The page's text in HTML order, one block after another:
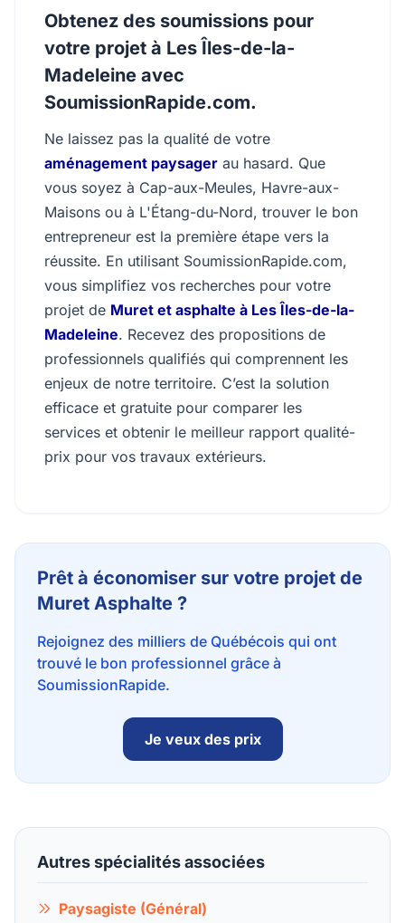
Obtenez des soumissions pour
votre projet à Les Îles-de-la-
Madeleine avec
SoumissionRapide.com.
Ne laissez pas la qualité de votre
aménagement paysager au hasard. Que
vous soyez à Cap-aux-Meules, Havre-aux-
Maisons ou à L'Étang-du-Nord, trouver le bon
entrepreneur est la première étape vers la
réussite. En utilisant SoumissionRapide.com,
vous simplifiez vos recherches pour votre
projet de Muret et asphalte à Les Îles-de-la-
Madeleine. Recevez des propositions de
professionnels qualifiés qui comprennent les
enjeux de notre territoire. C’est la solution
efficace et gratuite pour comparer les
services et obtenir le meilleur rapport qualité-
prix pour vos travaux extérieurs.
Prêt à économiser sur votre projet de
Muret Asphalte ?
Rejoignez des milliers de Québécois qui ont
trouvé le bon professionnel grâce à
SoumissionRapide.
Je veux des prix
Autres spécialités associées
Paysagiste (Général)